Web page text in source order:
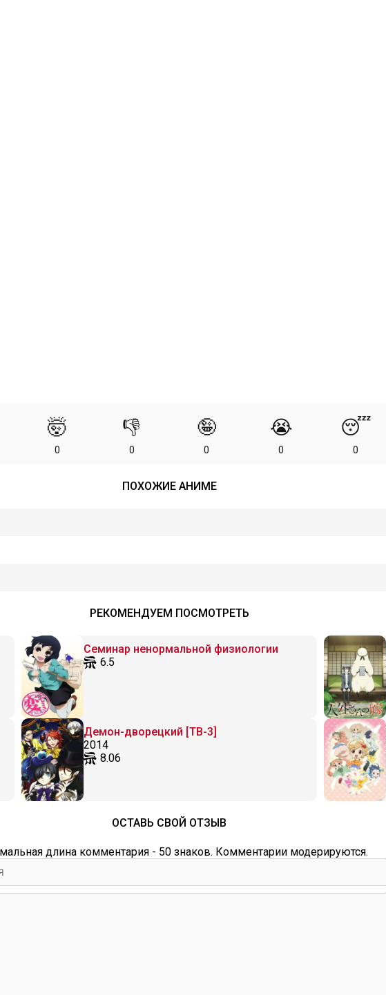
🤯
0
👎
0
🤪
0
😭
0
😴
0
ПОХОЖИЕ АНИМЕ
РЕКОМЕНДУЕМ ПОСМОТРЕТЬ
Семинар ненормальной физиологии
6.5
Демон-дворецкий [ТВ-3]
2014
8.06
ОСТАВЬ СВОЙ ОТЗЫВ
длина комментария - 50 знаков. Комментарии модерируются.